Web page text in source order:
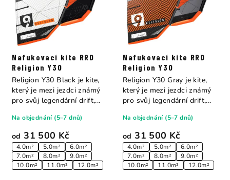
Nafukovací kite RRD
Religion Y30
od 31 500 Kč
4.0m² 5.0m²
6.0m²
7.0m²
8.0m²
9.0m²
10.0m²
11.0m² 12.0m²
Na objednání (5–7 dnů)
Religion Y30 Black je kite,
který je mezi jezdci známý
pro svůj legendární drift,...
Nafukovací kite RRD
Religion Y30
od 31 500 Kč
4.0m² 5.0m²
6.0m²
7.0m²
8.0m²
9.0m²
10.0m²
11.0m² 12.0m²
Na objednání (5–7 dnů)
Religion Y30 Gray je kite,
který je mezi jezdci známý
pro svůj legendární drift,...